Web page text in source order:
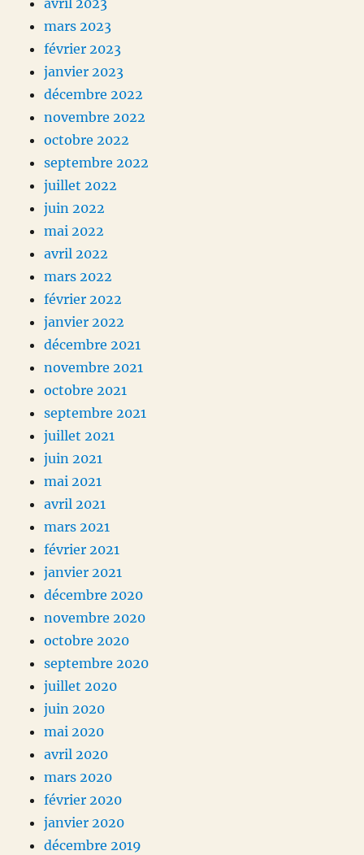
avril 2023
mars 2023
février 2023
janvier 2023
décembre 2022
novembre 2022
octobre 2022
septembre 2022
juillet 2022
juin 2022
mai 2022
avril 2022
mars 2022
février 2022
janvier 2022
décembre 2021
novembre 2021
octobre 2021
septembre 2021
juillet 2021
juin 2021
mai 2021
avril 2021
mars 2021
février 2021
janvier 2021
décembre 2020
novembre 2020
octobre 2020
septembre 2020
juillet 2020
juin 2020
mai 2020
avril 2020
mars 2020
février 2020
janvier 2020
décembre 2019